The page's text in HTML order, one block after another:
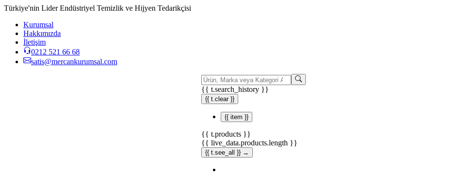
Türkiye'nin Lider Endüstriyel Temizlik ve Hijyen Tedarikçisi
Kurumsal
Hakkımızda
İletişim
0212 521 66 68
satis@mercankurumsal.com
{{ t.search_history }}
{{ t.clear }}
{{ item }}
{{ t.products }}
{{ live_data.products.length }}
{{ t.see_all }} →